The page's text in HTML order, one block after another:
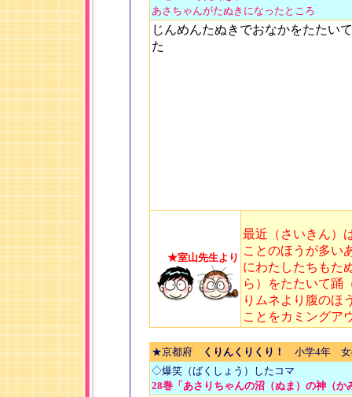
あさちゃんがたぬきになったところ
じんめんたぬきでおなかをたたい
た
★室山先生より
最近（さいきん）
ことのほうが多い
にわたしたちもた
ら）をたたいて踊
りムネより腹のほ
ことをカミングア
★京都府 くりんくりくり！
小学4年 女
◇爆笑（ばくしょう）したコマ
28巻「あさりちゃんの沼（ぬま）の神（